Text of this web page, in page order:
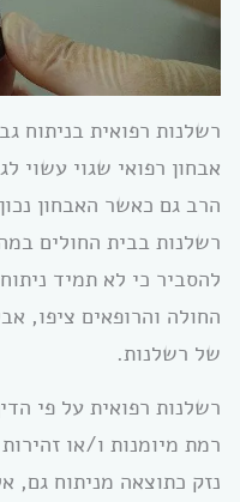
רשלנות רפואית בניתוח גב
אבחון רפואי שגוי עשוי
הרב גם כאשר האבחון
רשלנות בבית החולים
להסביר כי לא תמיד
החולה והרופאים ציפו,
של רשלנות.
רשלנות רפואית על פי
רמת מיומנות ו/או
נזק כתוצאה מניתוח גם,